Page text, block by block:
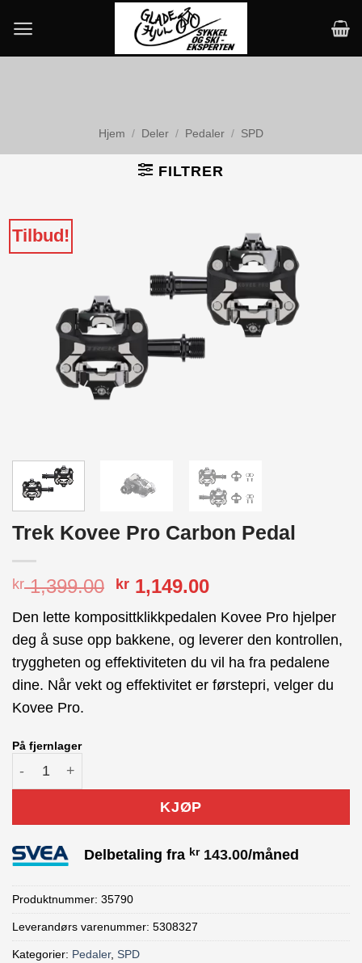
content
Hjem / Deler / Pedaler / SPD
FILTRER
Tilbud!
Trek Kovee Pro Carbon Pedal
kr1,399.00 Opprinnelig
var:
kr 1,399.00.
kr 1,149.00Nåværende
er:
kr 1,149.00.
Den lette komposittklikkpedalen Kovee Pro hjelper
deg å suse opp bakkene, og leverer den kontrollen,
tryggheten og effektiviteten du vil ha fra pedalene
dine. Når vekt og effektivitet er førstepri, velger du
Kovee Pro.
På fjernlager
KJØP
Delbetaling fra kr143.00/måned
Produktnummer: 35790
Leverandørs varenummer: 5308327
Kategorier: Pedaler, SPD